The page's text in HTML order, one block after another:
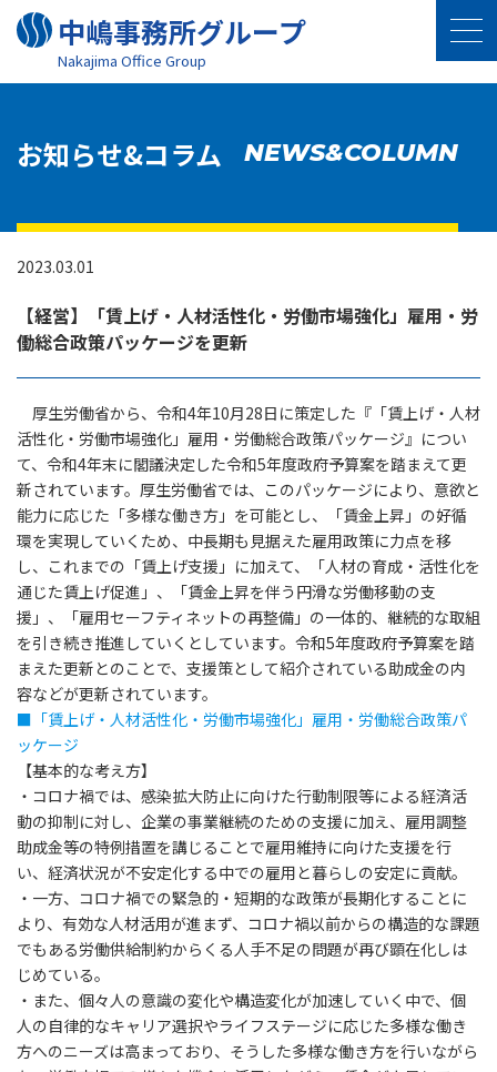
中嶋事務所グループ
Nakajima Oﬃce Group
お知らせ&コラム NEWS&COLUMN
2023.03.01
【経営】「賃上げ・人材活性化・労働市場強化」雇用・労
働総合政策パッケージを更新
厚生労働省から、令和4年10月28日に策定した『「賃上げ・人材
活性化・労働市場強化」雇用・労働総合政策パッケージ』につい
て、令和4年末に閣議決定した令和5年度政府予算案を踏まえて更
新されています。厚生労働省では、このパッケージにより、意欲と
能力に応じた「多様な働き方」を可能とし、「賃金上昇」の好循
環を実現していくため、中長期も見据えた雇用政策に力点を移
し、これまでの「賃上げ支援」に加えて、「人材の育成・活性化を
通じた賃上げ促進」、「賃金上昇を伴う円滑な労働移動の支
援」、「雇用セーフティネットの再整備」の一体的、継続的な取組
を引き続き推進していくとしています。令和5年度政府予算案を踏
まえた更新とのことで、支援策として紹介されている助成金の内
容などが更新されています。
■「賃上げ・人材活性化・労働市場強化」雇用・労働総合政策パ
ッケージ
【基本的な考え方】
・コロナ禍では、感染拡大防止に向けた行動制限等による経済活
動の抑制に対し、企業の事業継続のための支援に加え、雇用調整
助成金等の特例措置を講じることで雇用維持に向けた支援を行
い、経済状況が不安定化する中での雇用と暮らしの安定に貢献。
・一方、コロナ禍での緊急的・短期的な政策が長期化することに
より、有効な人材活用が進まず、コロナ禍以前からの構造的な課題
でもある労働供給制約からくる人手不足の問題が再び顕在化しは
じめている。
・また、個々人の意識の変化や構造変化が加速していく中で、個
人の自律的なキャリア選択やライフステージに応じた多様な働き
方へのニーズは高まっており、そうした多様な働き方を行いながら